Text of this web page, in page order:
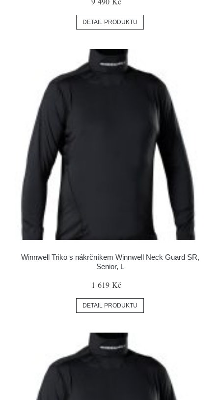
DETAIL PRODUKTU
Winnwell Triko s nákrčníkem Winnwell Neck Guard SR,
Senior, L
1 619 Kč
DETAIL PRODUKTU